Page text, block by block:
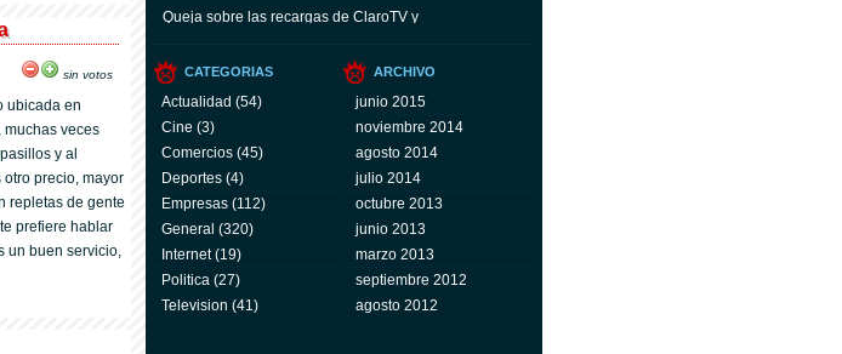
sin votos
ubicada en
muchas veces
y al
precio, mayor
repletas de gente
prefiere hablar
un buen servicio,
Queja sobre las recargas de ClaroTV y
CATEGORIAS ARCHIVO
Actualidad (54)
Cine (3)
Comercios (45)
Deportes (4)
Empresas (112)
General (320)
Internet(19)
Politica (27)
Television (41)
junio 2015
noviembre 2014
agosto 2014
julio 2014
octubre 2013
junio 2013
marzo 2013
septiembre 2012
agosto 2012